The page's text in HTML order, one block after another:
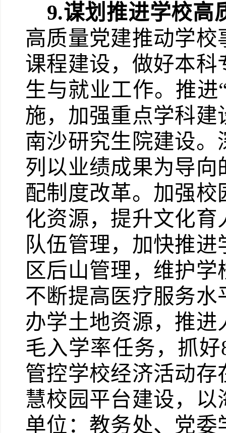
9.谋划推进学校高
高质量党建推动学
课程建设，做好本
生与就业工作。推进
施，加强重点学科
南沙研究生院建设
列以业绩成果为导
配制度改革。加强
化资源，提升文化
队伍管理，加快推
区后山管理，维护
不断提高医疗服务
办学土地资源，推
毛入学率任务，抓好
管控学校经济活动
慧校园平台建设，
单位：教务处、党